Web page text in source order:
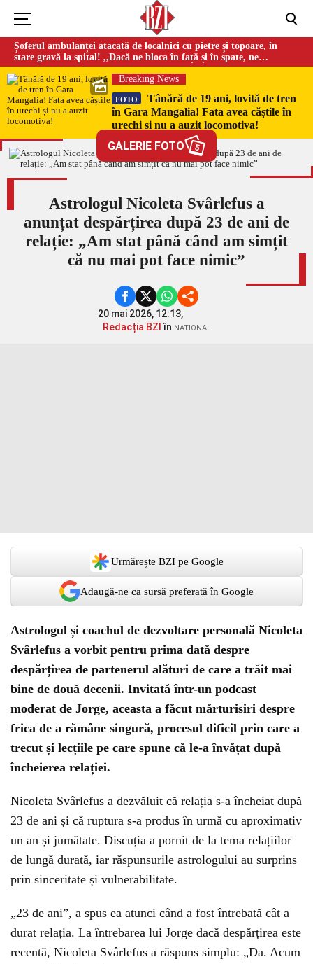
Șoferul ambulanței atacată de localnici cu pietre și topoare, în
stare gravă la spital! ,,Dacă ne bloca în față și în spate, ne
omorau…”
Breaking News
FOTO
Tânără de 19 ani, lovită de tren
în Gara Mangalia! Fata avea căștile în
urechi și nu a auzit locomotiva!
GALERIE FOTO 5
Astrologul Nicoleta Svârlefus a
anunțat despărțirea după 23 de ani de
relație: „Am stat până când am simțit
că nu mai pot face nimic”
20 mai 2026, 12:13,
Redacția BZI în NATIONAL
Urmărește BZI pe Google
Adaugă-ne ca sursă preferată în Google
Astrologul și coachul de dezvoltare personală Nicoleta
Svârlefus a vorbit pentru prima dată despre
despărțirea de partenerul alături de care a trăit mai
bine de două decenii. Invitată într-un podcast
moderat de Jorge, aceasta a făcut mărturisiri despre
frica de a rămâne singură, procesul dificil prin care a
trecut și lecțiile pe care spune că le-a învățat după
încheierea relației.
Nicoleta Svârlefus a dezvăluit că relația s-a încheiat după
23 de ani și că ruptura s-a produs în urmă cu aproximativ
un an și jumătate. Discuția a pornit de la tema relațiilor
de lungă durată, iar răspunsurile astrologului au surprins
prin sinceritate și vulnerabilitate.
„23 de ani”, a spus ea atunci când a fost întrebată cât a
durat relația. La întrebarea lui Jorge dacă despărțirea este
recentă, Nicoleta Svârlefus a răspuns simplu: „Da. Acum